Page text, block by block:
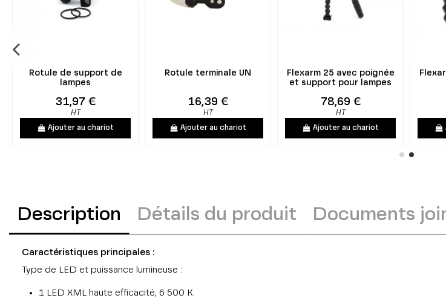
Rotule de support de
lampes
31,97 €
HT
Ajouter au chariot
Rotule terminale UN
16,39 €
HT
Ajouter au chariot
Flexarm 25 avec poignée
et support pour lampes
78,69 €
HT
Ajouter au chariot
Description Détails du produit Documents
Caractéristiques principales :
Type de LED et puissance lumineuse :
1 LED XML haute efficacité, 6 500 K.